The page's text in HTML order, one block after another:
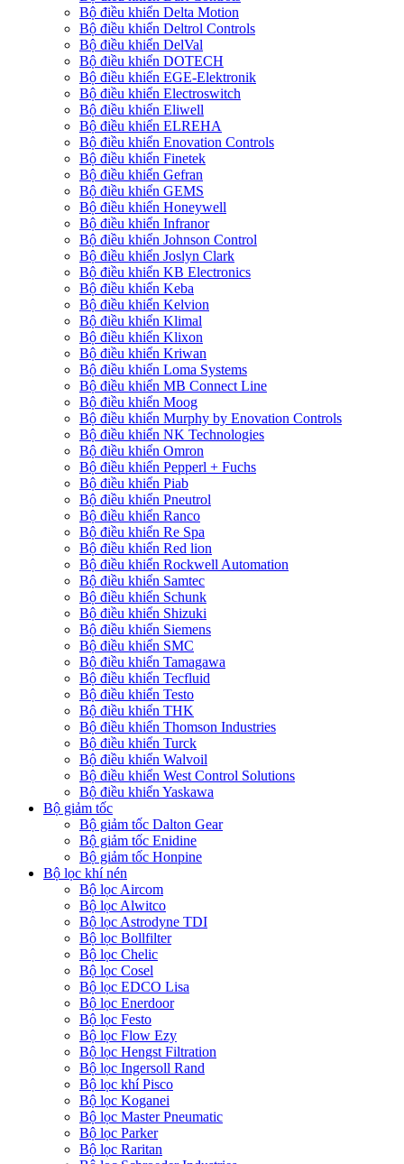
Bộ điều khiển Delta Motion
Bộ điều khiển Deltrol Controls
Bộ điều khiển DelVal
Bộ điều khiển DOTECH
Bộ điều khiển EGE-Elektronik
Bộ điều khiển Electroswitch
Bộ điều khiển Eliwell
Bộ điều khiển ELREHA
Bộ điều khiển Enovation Controls
Bộ điều khiển Finetek
Bộ điều khiển Gefran
Bộ điều khiển GEMS
Bộ điều khiển Honeywell
Bộ điều khiển Infranor
Bộ điều khiển Johnson Control
Bộ điều khiển Joslyn Clark
Bộ điều khiển KB Electronics
Bộ điều khiển Keba
Bộ điều khiển Kelvion
Bộ điều khiển Klimal
Bộ điều khiển Klixon
Bộ điều khiển Kriwan
Bộ điều khiển Loma Systems
Bộ điều khiển MB Connect Line
Bộ điều khiển Moog
Bộ điều khiển Murphy by Enovation Controls
Bộ điều khiển NK Technologies
Bộ điều khiển Omron
Bộ điều khiển Pepperl + Fuchs
Bộ điều khiển Piab
Bộ điều khiển Pneutrol
Bộ điều khiển Ranco
Bộ điều khiển Re Spa
Bộ điều khiển Red lion
Bộ điều khiển Rockwell Automation
Bộ điều khiển Samtec
Bộ điều khiển Schunk
Bộ điều khiển Shizuki
Bộ điều khiển Siemens
Bộ điều khiển SMC
Bộ điều khiển Tamagawa
Bộ điều khiển Tecfluid
Bộ điều khiển Testo
Bộ điều khiển THK
Bộ điều khiển Thomson Industries
Bộ điều khiển Turck
Bộ điều khiển Walvoil
Bộ điều khiển West Control Solutions
Bộ điều khiển Yaskawa
Bộ giảm tốc
Bộ giảm tốc Dalton Gear
Bộ giảm tốc Enidine
Bộ giảm tốc Honpine
Bộ lọc khí nén
Bộ lọc Aircom
Bộ lọc Alwitco
Bộ lọc Astrodyne TDI
Bộ lọc Bollfilter
Bộ lọc Chelic
Bộ lọc Cosel
Bộ lọc EDCO Lisa
Bộ lọc Enerdoor
Bộ lọc Festo
Bộ lọc Flow Ezy
Bộ lọc Hengst Filtration
Bộ lọc Ingersoll Rand
Bộ lọc khí Pisco
Bộ lọc Koganei
Bộ lọc Master Pneumatic
Bộ lọc Parker
Bộ lọc Raritan